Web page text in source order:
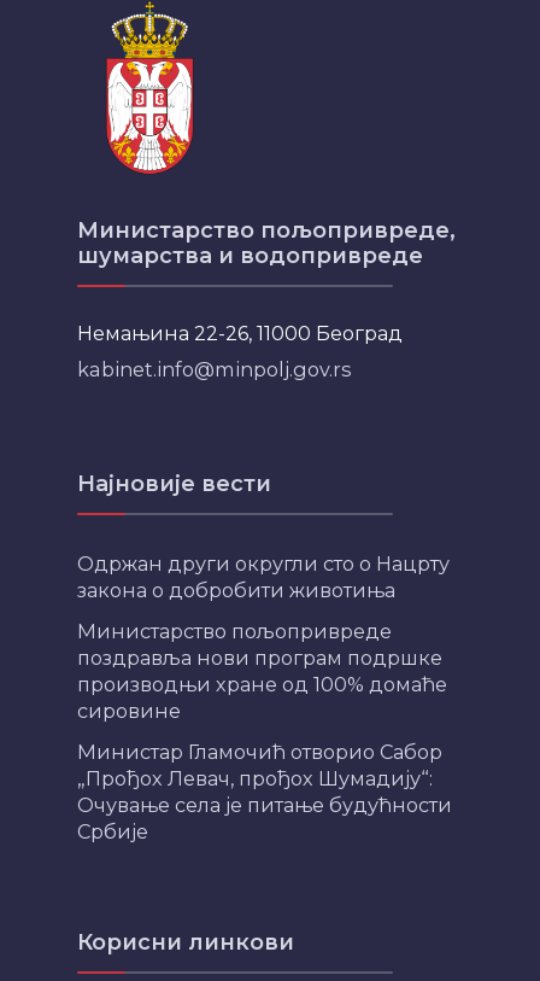
Министарство пољопривреде,
шумарства и водопривреде
Немањина 22-26, 11000 Београд
kabinet.info@minpolj.gov.rs
Најновије вести
Одржан други округли сто о Нацрту
закона о добробити животиња
Министарство пољопривреде
поздравља нови програм подршке
производњи хране од 100% домаће
сировине
Министар Гламочић отворио Сабор
„Прођох Левач, прођох Шумадију“:
Очување села је питање будућности
Србије
Корисни линкови